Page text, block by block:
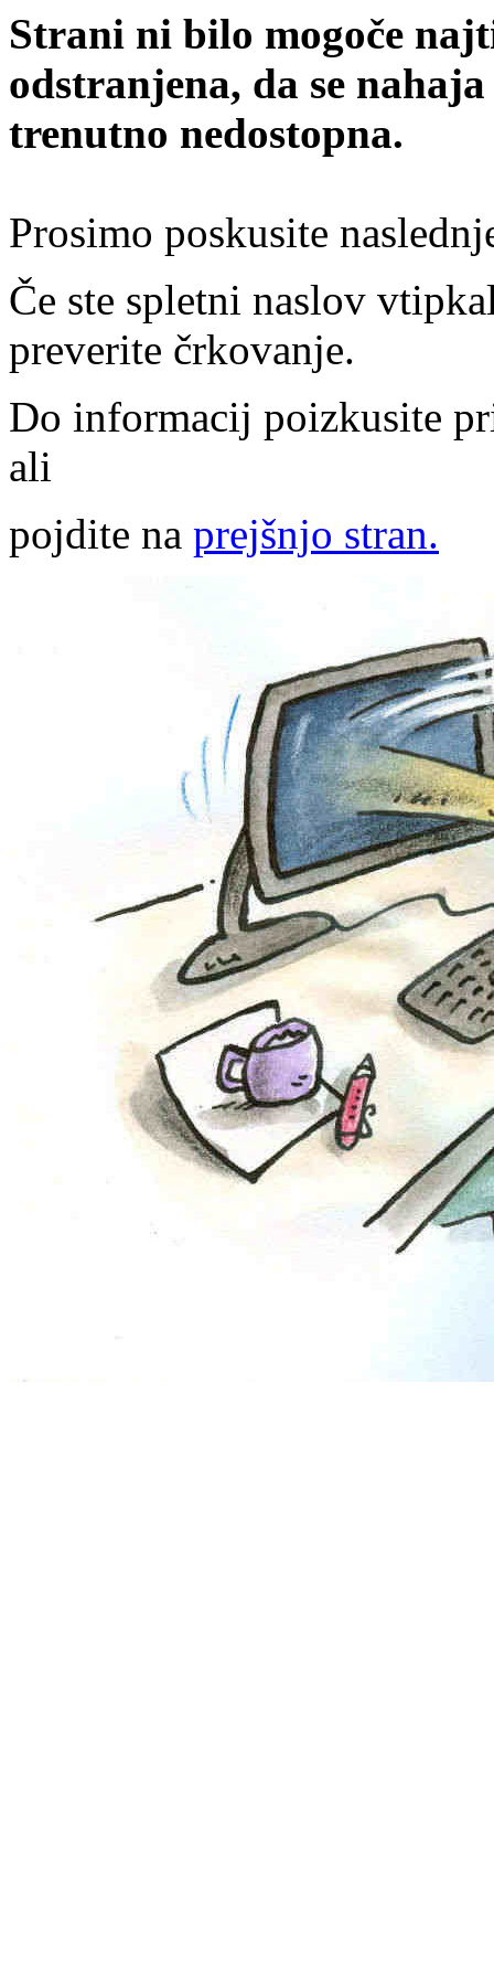
Strani ni bilo mogoče
odstranjena, da se
trenutno nedostopna.
Prosimo poskusite
Če ste spletni naslov
preverite črkovanje.
Do informacij poizkusite
ali
pojdite na prejšnjo stran.